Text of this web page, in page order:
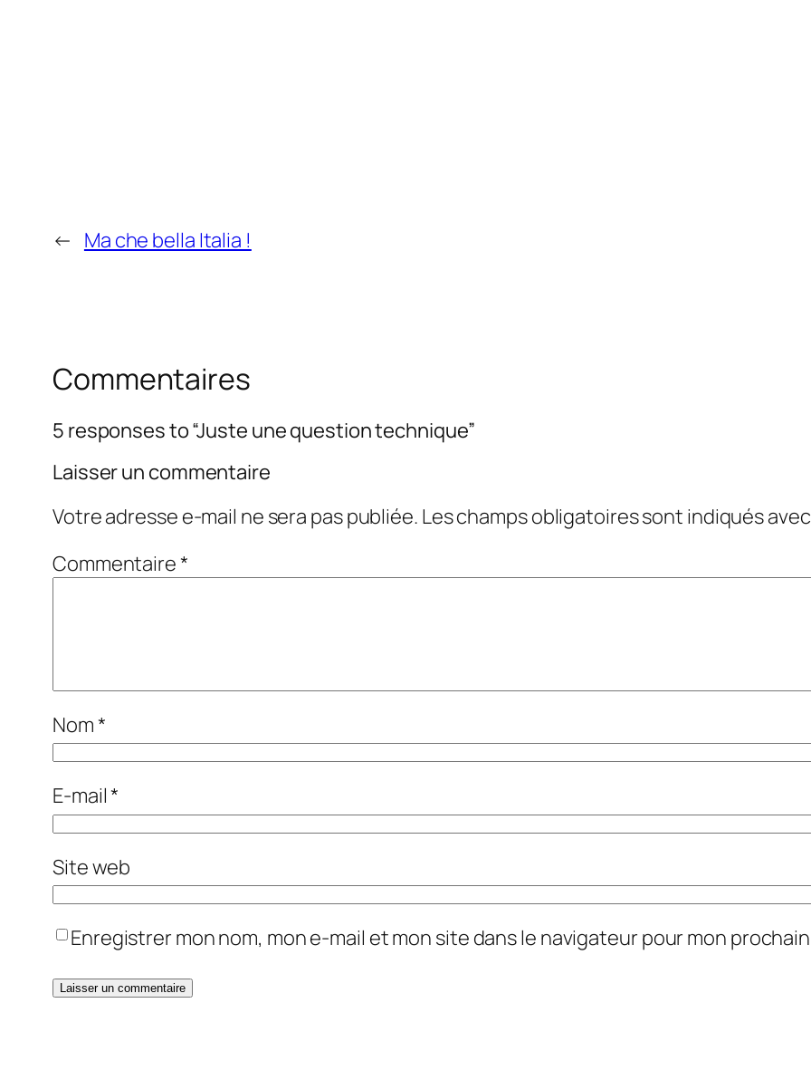
← Ma che bella Italia !
Commentaires
5 responses to “Juste une question technique”
Laisser un commentaire
Votre adresse e-mail ne sera pas publiée. Les champs obligatoires sont indiqués
Commentaire*
Nom*
E-mail*
Site web
Enregistrer mon nom, mon e-mail et mon site dans le navigateur pour mon